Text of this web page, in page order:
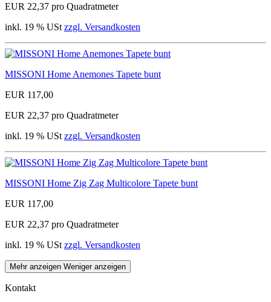
EUR 22,37 pro Quadratmeter
inkl. 19 % USt zzgl. Versandkosten
MISSONI Home Anemones Tapete bunt
EUR 117,00
EUR 22,37 pro Quadratmeter
inkl. 19 % USt zzgl. Versandkosten
MISSONI Home Zig Zag Multicolore Tapete bunt
EUR 117,00
EUR 22,37 pro Quadratmeter
inkl. 19 % USt zzgl. Versandkosten
Mehr anzeigen Weniger anzeigen
Kontakt